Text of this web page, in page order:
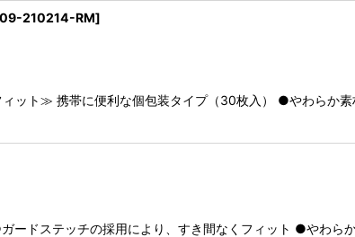
09-210214-RM]
ット≫ 携帯に便利な個包装タイプ（30枚入） ●やわらか
ードステッチの採用により、すき間なくフィット ●やわ